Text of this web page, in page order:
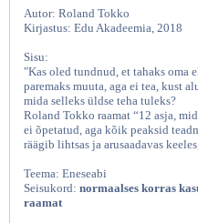
Autor: Roland Tokko
Kirjastus: Edu Akadeemia, 2018
Sisu:
"Kas oled tundnud, et tahaks oma
paremaks muuta, aga ei tea, kust
mida selleks üldse teha tuleks?
Roland Tokko raamat “12 asja,
ei õpetatud, aga kõik peaksid
räägib lihtsas ja arusaadavas
Teema: Eneseabi
Seisukord: normaalses korras
raamat